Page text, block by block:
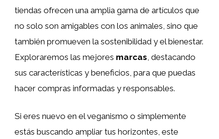
tiendas ofrecen una amplia gama de artículos que
no solo son amigables con los animales, sino que
también promueven la sostenibilidad y el bienestar.
Exploraremos las mejores marcas , destacando
sus características y beneficios, para que puedas
hacer compras informadas y responsables.
Si eres nuevo en el veganismo o simplemente
estás buscando ampliar tus horizontes, este